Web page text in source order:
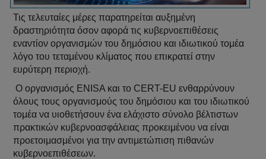
Τις τελευταίες μέρες παρατηρείται αυξημένη
δραστηριότητα όσον αφορά τις κυβερνοεπιθέσεις
εναντίον οργανισμών του δημόσιου και ιδιωτικού τομέα
λόγο του τεταμένου κλίματος που επικρατεί στην
ευρύτερη περιοχή.
Ο οργανισμός ENISA και το CERT-EU ενθαρρύνουν
όλους τους οργανισμούς του δημόσιου και του ιδιωτικού
τομέα να υιοθετήσουν ένα ελάχιστο σύνολο βέλτιστων
πρακτικών κυβερνοασφάλειας προκειμένου να είναι
προετοιμασμένοι για την αντιμετώπιση πιθανών
κυβερνοεπιθέσεων.